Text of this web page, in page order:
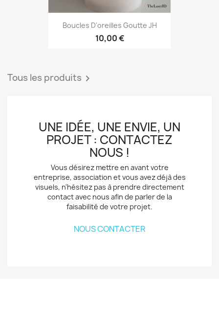
Boucles D'oreilles Goutte JH
10,00 €
Tous les produits 
UNE IDÉE, UNE ENVIE, UN
PROJET : CONTACTEZ
NOUS !
Vous désirez mettre en avant votre
entreprise, association et vous avez déjà des
visuels, n'hésitez pas à prendre directement
contact avec nous afin de parler de la
faisabilité de votre projet.
NOUS CONTACTER